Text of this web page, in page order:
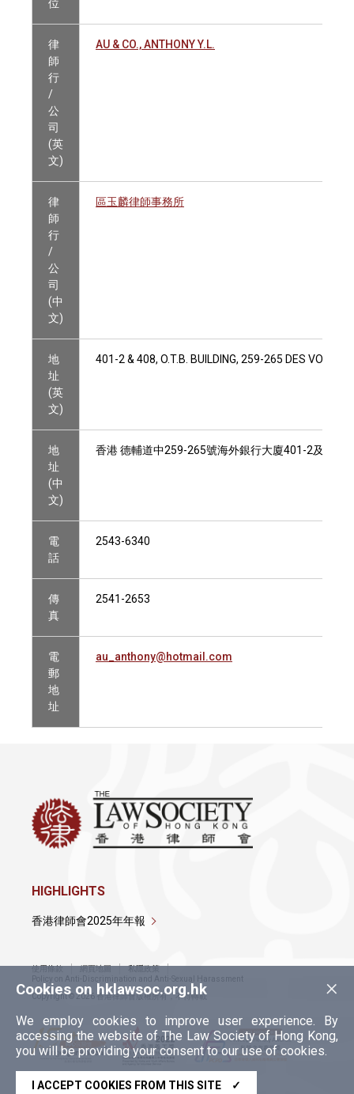
位
律
師
行
/
公
司
(英
文)
AU & CO., ANTHONY Y.L.
律
師
行
/
公
司
(中
文)
區玉麟律師事務所
地
址
(英
文)
401-2 & 408, O.T.B. BUILDING, 259-265 DES VOEUX
地
址
(中
文)
香港 德輔道中259-265號海外銀行大廈401-2及408室
電
話
2543-6340
傳
真
2541-2653
電
郵
地
址
au_anthony@hotmail.com
×
Cookies on hklawsoc.org.hk
We employ cookies to improve user experience. By
accessing the website of The Law Society of Hong Kong,
you will be providing your consent to our use of cookies.
I ACCEPT COOKIES FROM THIS SITE ✓
HIGHLIGHTS
香港律師會2025年年報
使用條款 網頁地圖
私隱政策
Policy on Anti-Discrimination and Anti-Sexual Harassment
Copyright © 2026 香港律師會版權所有，不得轉載